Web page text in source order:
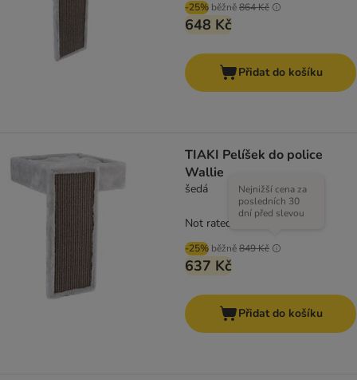
-25% běžně864 Kč
648 Kč
Přidat do košíku
TIAKI Pelíšek do police
Wallie
šedá
-25% běžně849 Kč
Nejnižší cena za
posledních 30
dní před slevou
637 Kč
Not rated
Přidat do košíku